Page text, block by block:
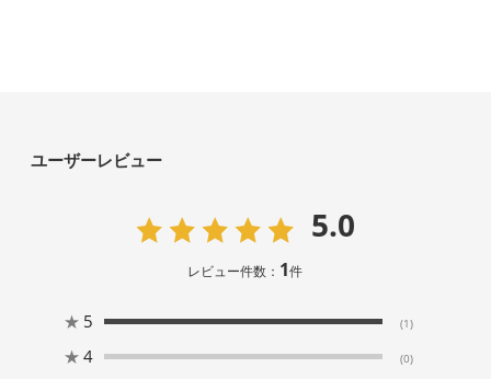
ユーザーレビュー
5.0
レビュー件数： 1件
★ 5 (1)
★ 4 (0)